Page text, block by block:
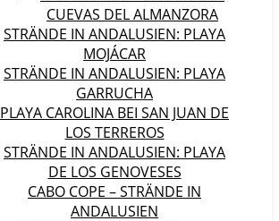
CUEVAS DEL ALMANZORA
STRÄNDE IN ANDALUSIEN: PLAYA
MOJÁCAR
STRÄNDE IN ANDALUSIEN: PLAYA
GARRUCHA
PLAYA CAROLINA BEI SAN JUAN DE
LOS TERREROS
STRÄNDE IN ANDALUSIEN: PLAYA
DE LOS GENOVESES
CABO COPE – STRÄNDE IN
ANDALUSIEN